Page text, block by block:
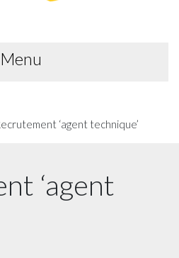
Menu
‘agent technique’
‘agent